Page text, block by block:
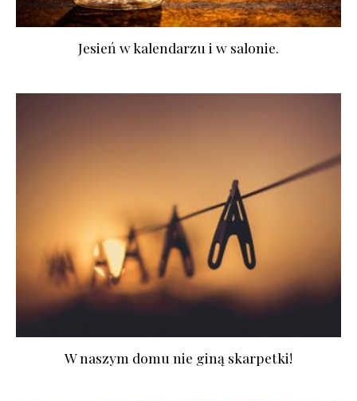
Jesień w kalendarzu i w salonie.
W naszym domu nie giną skarpetki!